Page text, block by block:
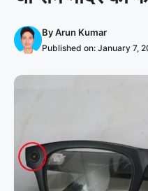
ByArun Kumar
Published on: January 7,